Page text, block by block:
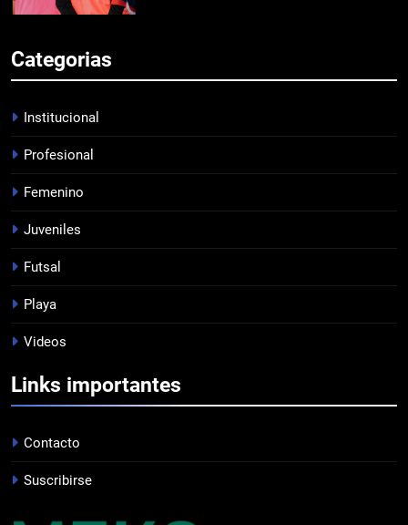
LISTA DE CONVOCADOS
7
8
1
FEMENINO
Categorias
Institucional
Profesional
Femenino
Juveniles
Futsal
Playa
Videos
Links importantes
Contacto
Suscribirse